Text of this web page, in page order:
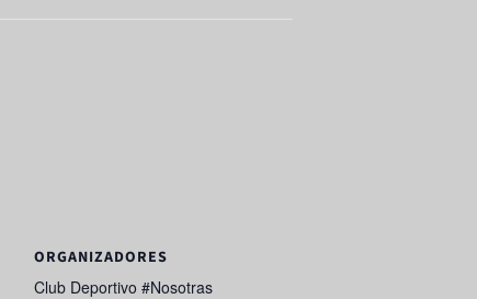
ORGANIZADORES
Club Deportivo #Nosotras